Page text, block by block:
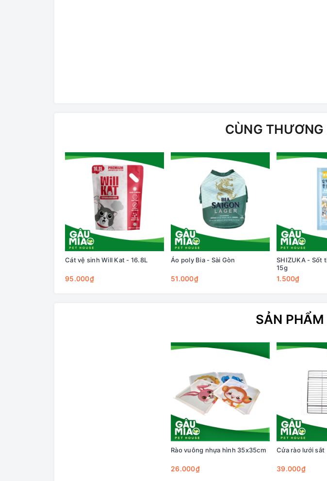
CÙNG THƯƠNG
Cát vệ sinh Will Kat - 16.8L
95.000₫
Áo poly Bia - Sài Gòn
51.000₫
SHIZUKA - Sốt
15g
1.500₫
SẢN
Rào vuông nhựa hình 35x35cm
26.000₫
Cửa rào lưới sắt
39.000₫